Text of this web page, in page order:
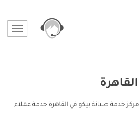
مركز خدمة صيانة بيكو في القاهرة خدمة عملاء